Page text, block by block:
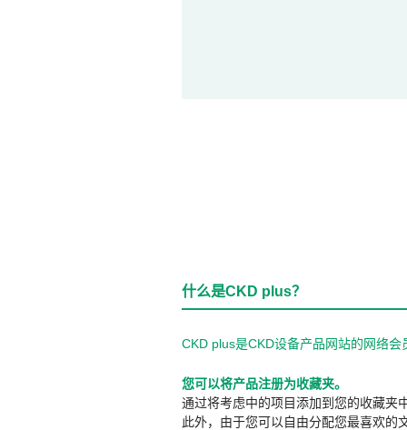
什么是CKD plus？
CKD plus是CKD设备产品网站的网络
您可以将产品注册为收藏夹。
通过将考虑中的项目添加到您的收藏夹
此外，由于您可以自由分配您最喜欢的